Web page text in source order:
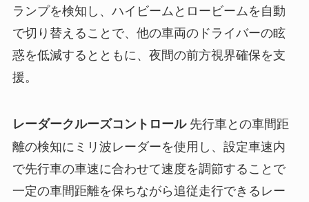
ランプを検知し、ハイビームとロービームを自動
で切り替えることで、他の車両のドライバーの眩
惑を低減するとともに、夜間の前方視界確保を支
援。
レーダークルーズコントロール先行車との車間距
離の検知にミリ波レーダーを使用し、設定車速内
で先行車の車速に合わせて速度を調節することで
一定の車間距離を保ちながら追従走行できるレー